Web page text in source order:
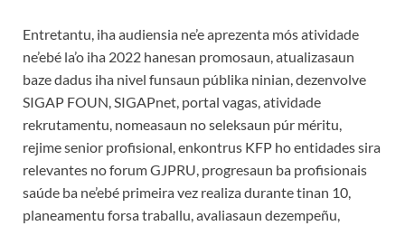
Entretantu, iha audiensia ne’e aprezenta mós atividade
ne’ebé la’o iha 2022 hanesan promosaun, atualizasaun
baze dadus iha nivel funsaun públika ninian, dezenvolve
SIGAP FOUN, SIGAPnet, portal vagas, atividade
rekrutamentu, nomeasaun no seleksaun púr méritu,
rejime senior profisional, enkontrus KFP ho entidades sira
relevantes no forum GJPRU, progresaun ba profisionais
saúde ba ne’ebé primeira vez realiza durante tinan 10,
planeamentu forsa traballu, avaliasaun dezempeñu,